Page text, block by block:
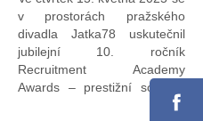
v prostorách pražského
divadla Jatka78 uskutečnil
jubilejní 10. ročník
Recruitment Academy
Awards – prestižní soutěže